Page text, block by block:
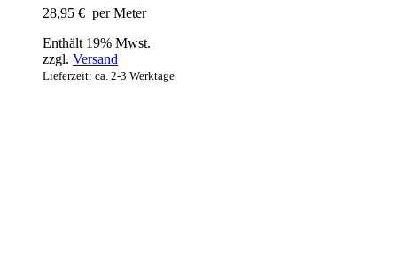
28,95 € per Meter
Enthält 19% Mwst.
zzgl. Versand
Lieferzeit: ca. 2-3 Werktage